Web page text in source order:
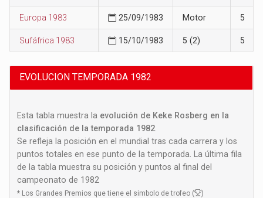
Europa 1983 25/09/1983 Motor 5
Sufáfrica 1983 15/10/1983 5 (2) 5
EVOLUCION TEMPORADA 1982
Esta tabla muestra la evolución de Keke Rosberg en la
clasificación de la temporada 1982
Se refleja la posición en el mundial tras cada carrera y los
puntos totales en ese punto de la temporada. La última fila
de la tabla muestra su posición y puntos al final del
campeonato de 1982
* Los Grandes Premios que tiene el simbolo de trofeo (
)